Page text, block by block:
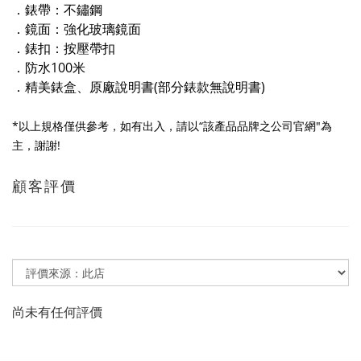
．錶帶：不鏽鋼
．鏡面：強化玻璃鏡面
．錶扣：按壓帶扣
．防水100米
．精美錶盒、原廠說明書(部分錶款無說明書)
*以上規格僅供參考，如有出入，請以“該產品品牌之公司官網"為
主，謝謝!
顧客評價
尚未有任何評價